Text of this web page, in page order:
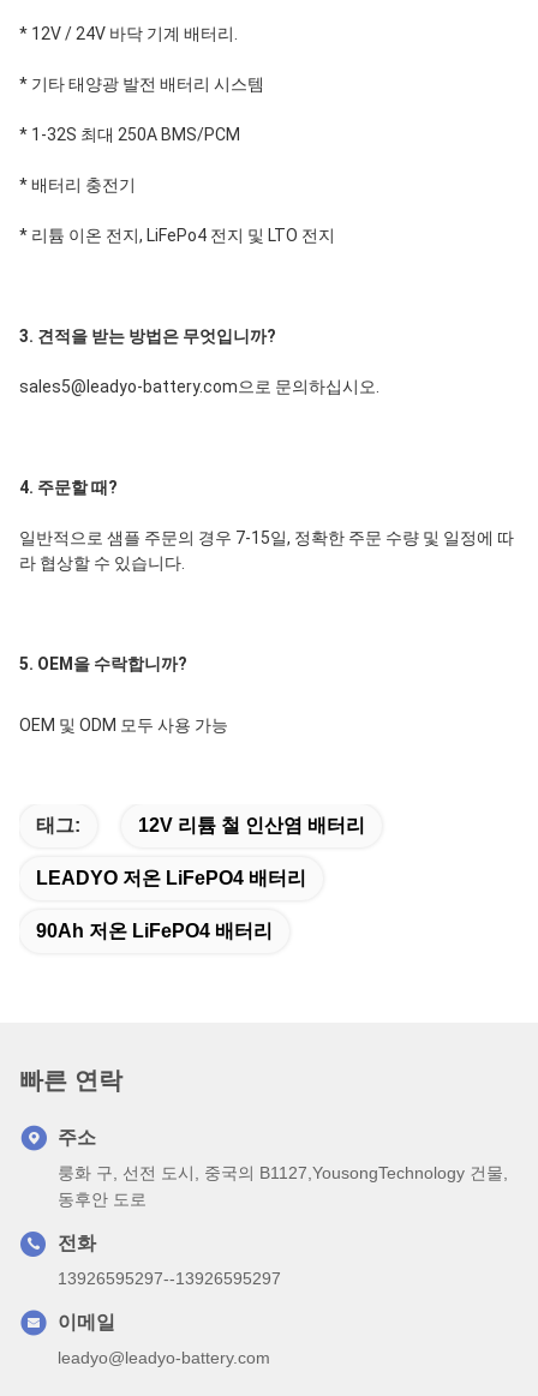
* 12V / 24V 바닥 기계 배터리.
* 기타 태양광 발전 배터리 시스템
* 1-32S 최대 250A BMS/PCM
* 배터리 충전기
* 리튬 이온 전지, LiFePo4 전지 및 LTO 전지
3. 견적을 받는 방법은 무엇입니까?
sales5@leadyo-battery.com으로 문의하십시오.
4. 주문할 때?
일반적으로 샘플 주문의 경우 7-15일, 정확한 주문 수량 및 일정에 따
라 협상할 수 있습니다.
5. OEM을 수락합니까?
OEM 및 ODM 모두 사용 가능
태그: 12V 리튬 철 인산염 배터리
LEADYO 저온 LiFePO4 배터리
90Ah 저온 LiFePO4 배터리
빠른 연락
주소
룽화 구, 선전 도시, 중국의 B1127,YousongTechnology 건물,
동후안 도로
전화
13926595297--13926595297
이메일
leadyo@leadyo-battery.com